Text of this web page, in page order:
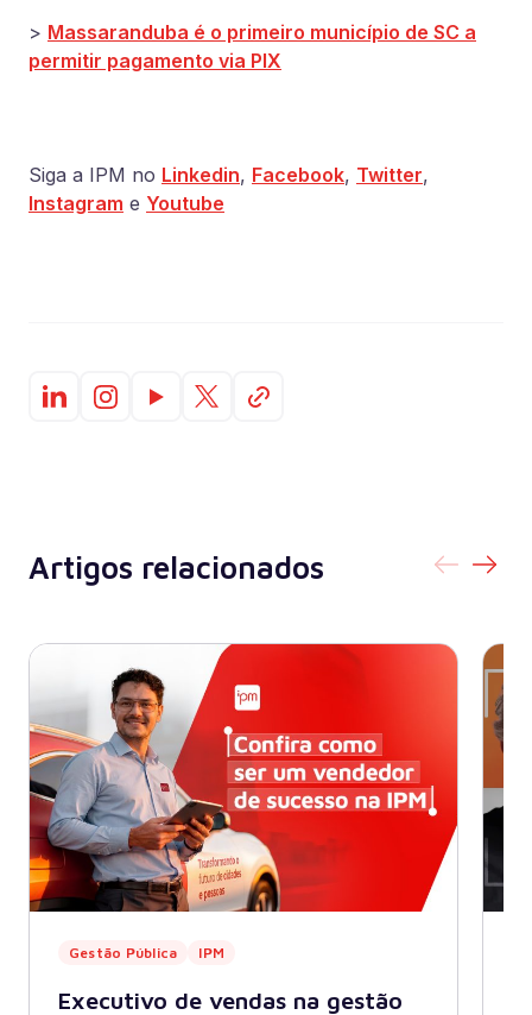
> Massaranduba é o primeiro município de SC a
permitir pagamento via PIX
Siga a IPM no Linkedin, Facebook, Twitter,
Instagram e Youtube
Artigos relacionados
Gestão Pública IPM
Executivo de vendas na gestão